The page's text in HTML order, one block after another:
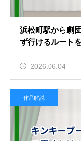
浜松町駅から劇
ず行けるルート
2026.06.04
作品解説